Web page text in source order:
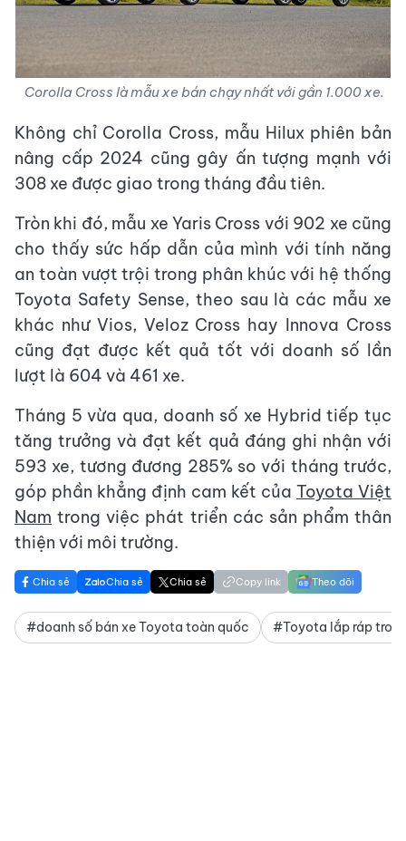
Corolla Cross là mẫu xe bán chạy nhất với gần 1.000 xe.
Không chỉ Corolla Cross, mẫu Hilux phiên bản
nâng cấp 2024 cũng gây ấn tượng mạnh với
308 xe được giao trong tháng đầu tiên.
Tròn khi đó, mẫu xe Yaris Cross với 902 xe cũng
cho thấy sức hấp dẫn của mình với tính năng
an toàn vượt trội trong phân khúc với hệ thống
Toyota Safety Sense, theo sau là các mẫu xe
khác như Vios, Veloz Cross hay Innova Cross
cũng đạt được kết quả tốt với doanh số lần
lượt là 604 và 461 xe.
Tháng 5 vừa qua, doanh số xe Hybrid tiếp tục
tăng trưởng và đạt kết quả đáng ghi nhận với
593 xe, tương đương 285% so với tháng trước,
góp phần khẳng định cam kết của Toyota Việt
Nam trong việc phát triển các sản phẩm thân
thiện với môi trường.
Chia sẻ Chia sẻ Chia sẻ Copy link Theo dõi
#doanh số bán xe Toyota toàn quốc #Toyota lắp ráp